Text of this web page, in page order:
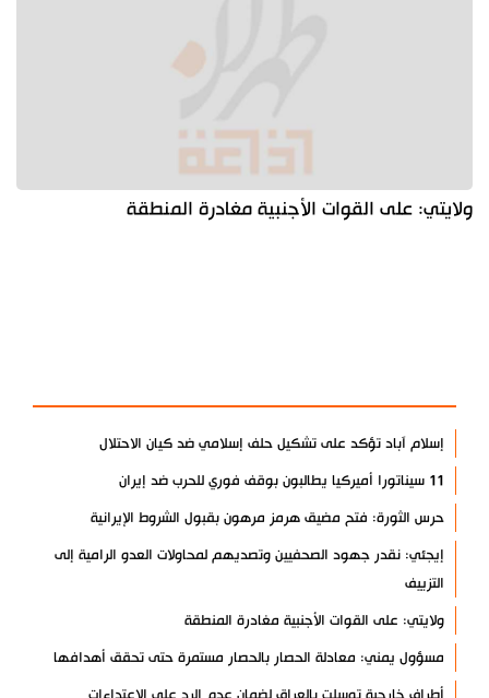
ولايتي: على القوات الأجنبية مغادرة المنطقة
إسلام آباد تؤكد على تشكيل حلف إسلامي ضد كيان الاحتلال
11 سيناتورا أميركيا يطالبون بوقف فوري للحرب ضد إيران
حرس الثورة: فتح مضيق هرمز مرهون بقبول الشروط الإيرانية
إيجئي: نقدر جهود الصحفيين وتصديهم لمحاولات العدو الرامية إلى
التزييف
ولايتي: على القوات الأجنبية مغادرة المنطقة
مسؤول يمني: معادلة الحصار بالحصار مستمرة حتى تحقق أهدافها